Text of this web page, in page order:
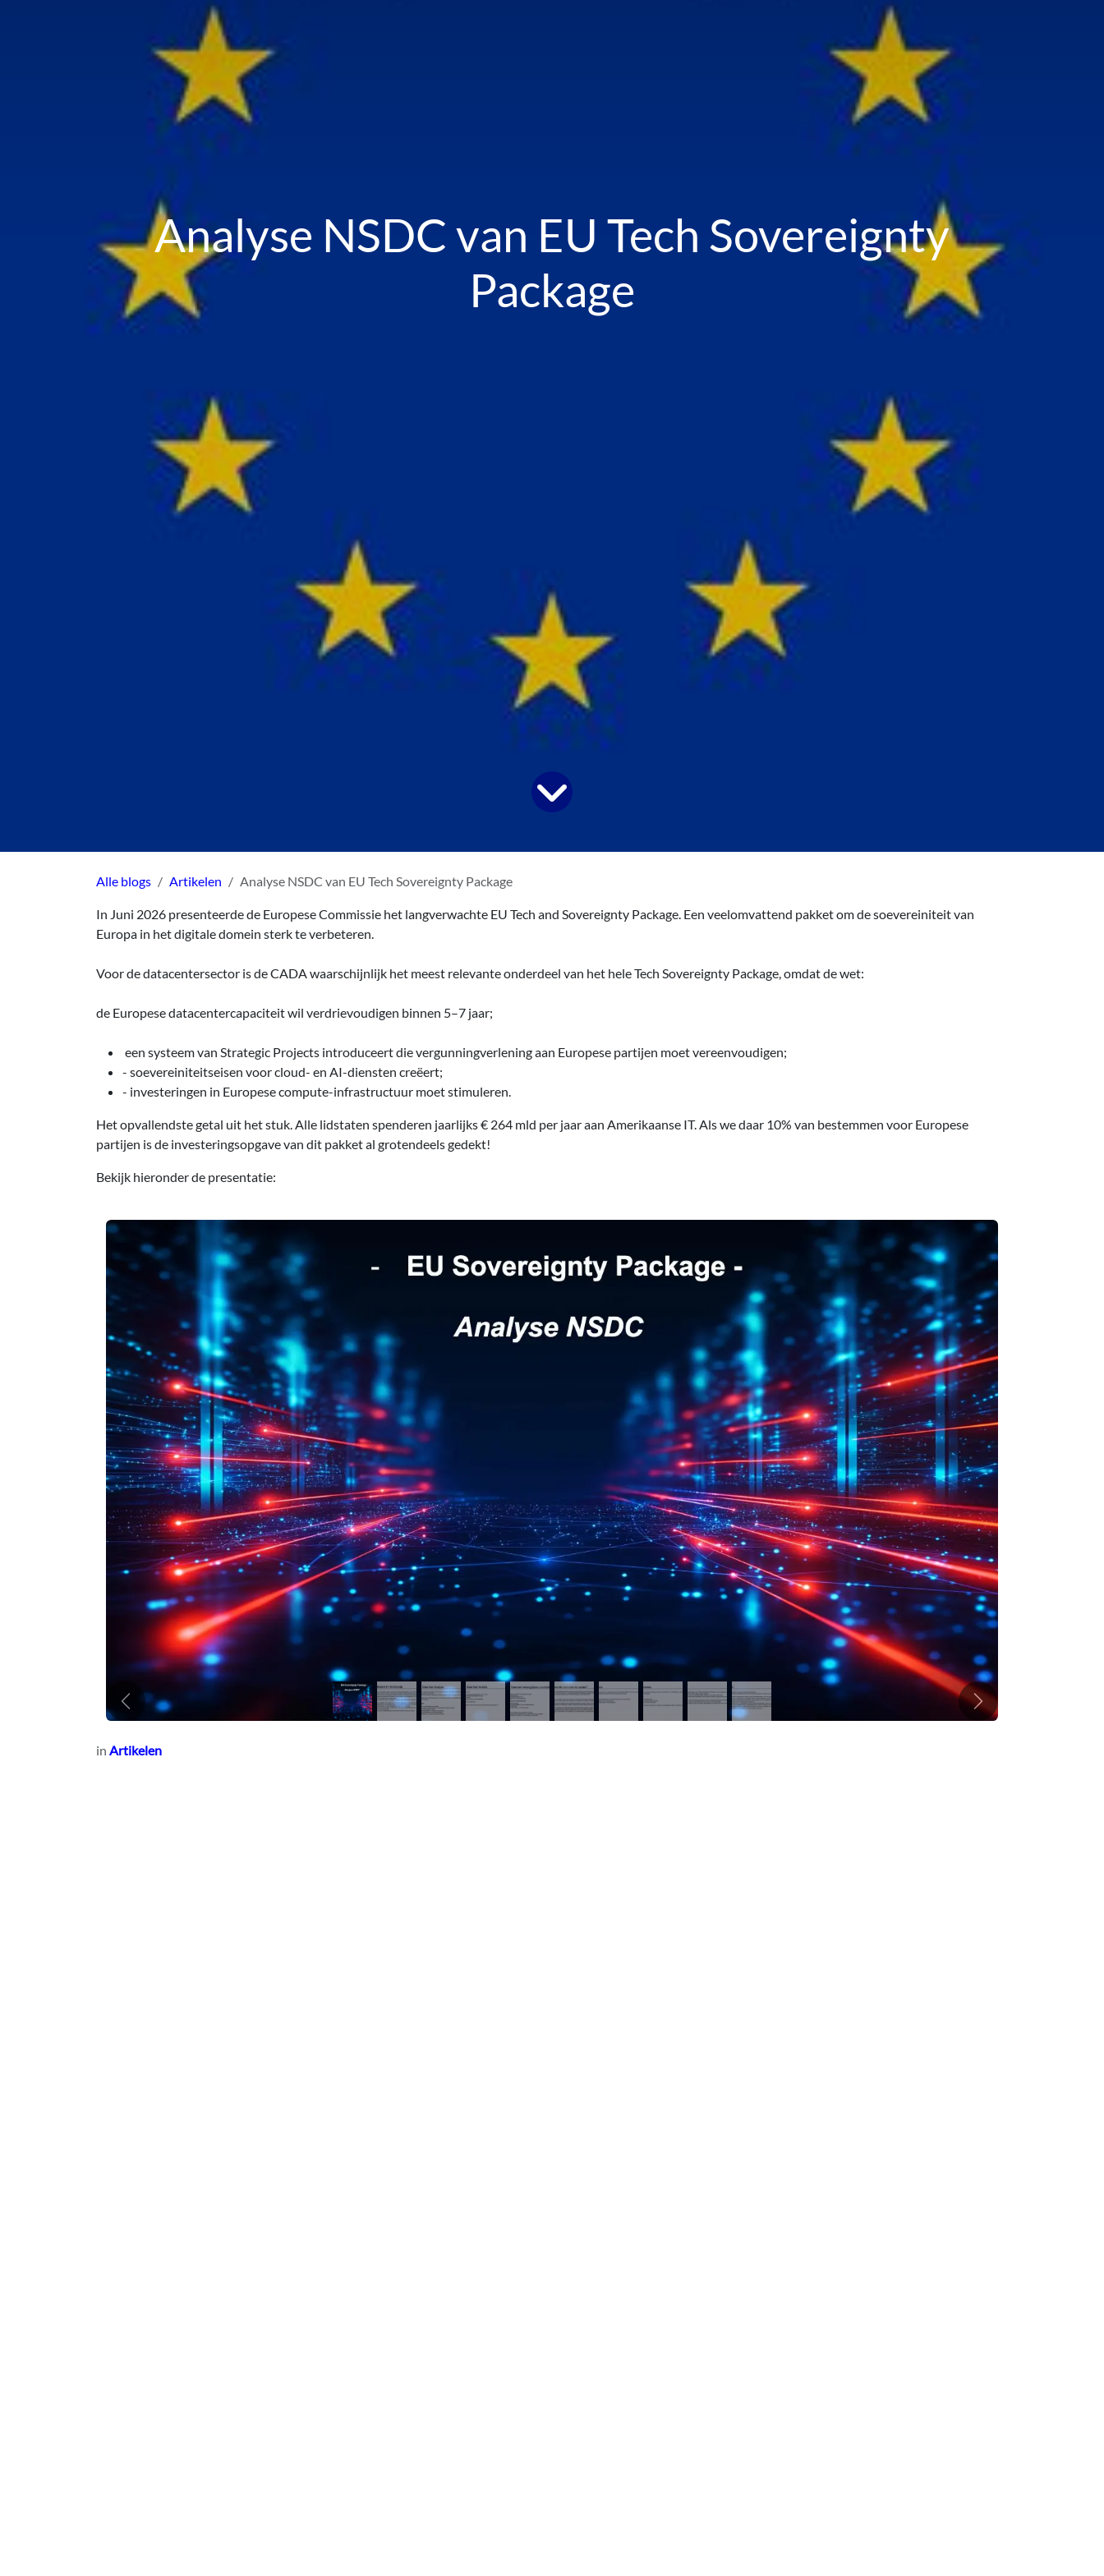
Analyse NSDC van EU Tech Sovereignty
Package
Alle blogs Artikelen Analyse NSDC van EU Tech Sovereignty Package
In Juni 2026 presenteerde de Europese Commissie het langverwachte EU Tech and Sovereignty Package. Een veelomvattend pakket om de soevereiniteit van
Europa in het digitale domein sterk te verbeteren.
Voor de datacentersector is de CADA waarschijnlijk het meest relevante onderdeel van het hele Tech Sovereignty Package, omdat de wet:
de Europese datacentercapaciteit wil verdrievoudigen binnen 5–7 jaar;
een systeem van Strategic Projects introduceert die vergunningverlening aan Europese partijen moet vereenvoudigen;
- soevereiniteitseisen voor cloud- en AI-diensten creëert;
- investeringen in Europese compute-infrastructuur moet stimuleren.
Het opvallendste getal uit het stuk. Alle lidstaten spenderen jaarlijks € 264 mld per jaar aan Amerikaanse IT. Als we daar 10% van bestemmen voor Europese
partijen is de investeringsopgave van dit pakket al grotendeels gedekt!
Bekijk hieronder de presentatie:
Vorige Volgende
in Artikelen